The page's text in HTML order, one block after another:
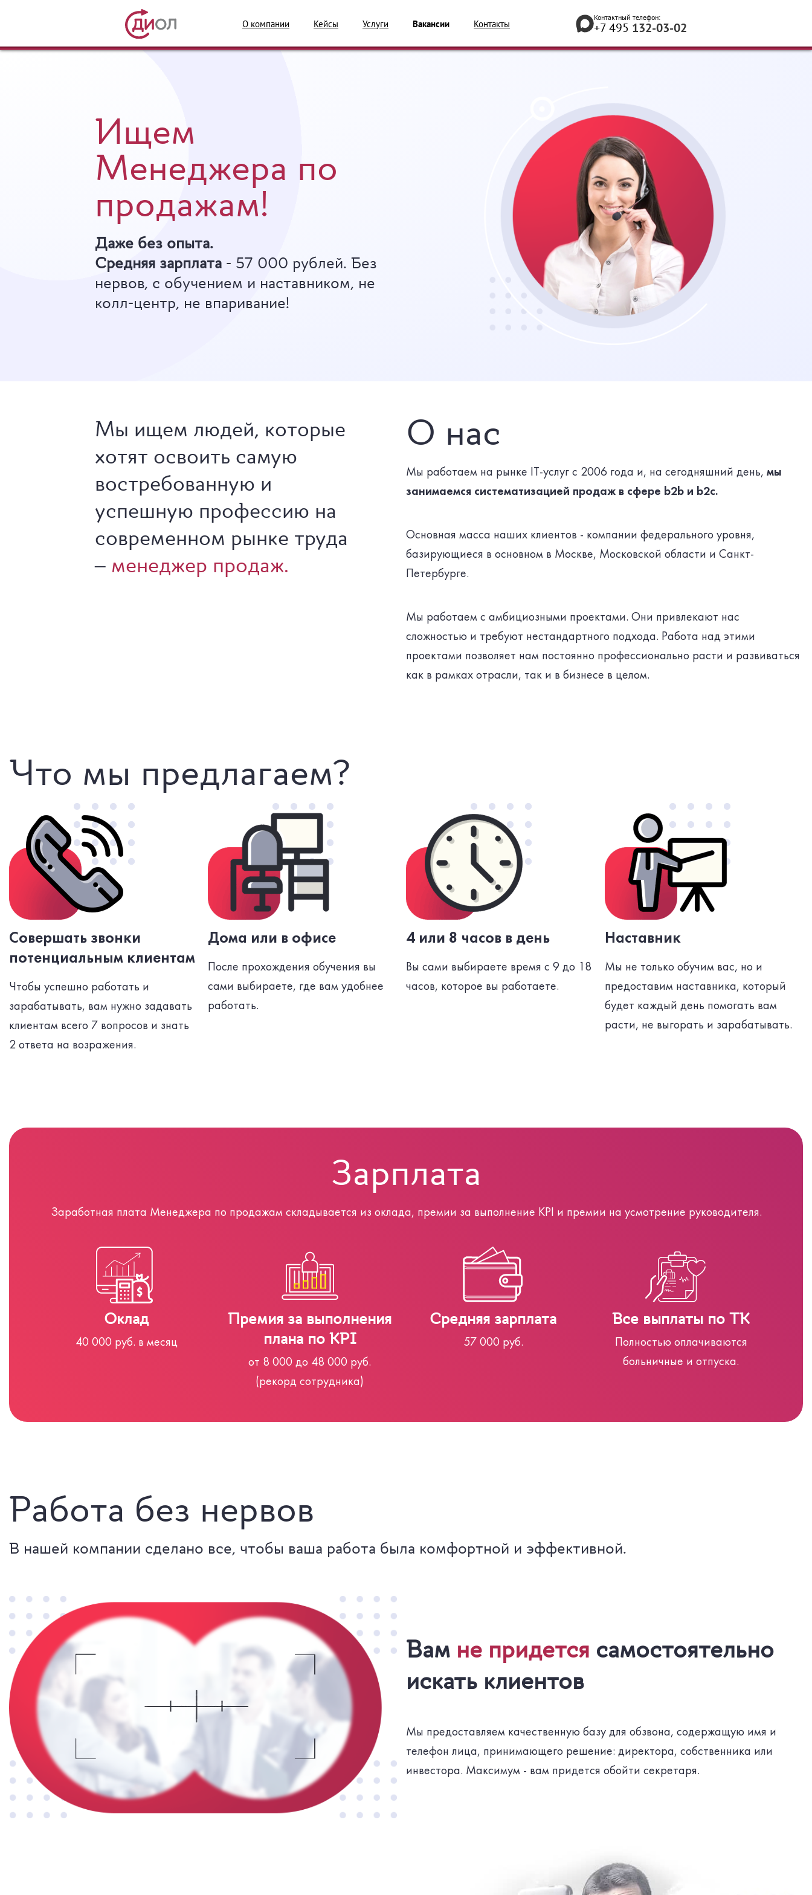
О компании Кейсы Услуги Вакансии Контакты
Контактный телефон:
+7 495 132-03-02
Ищем
Менеджера по
продажам!
Даже без опыта.
Средняя зарплата - 57 000 рублей. Без
нервов, с обучением и наставником, не
колл-центр, не впаривание!
Мы ищем людей, которые
хотят освоить самую
востребованную и
успешную профессию на
современном рынке труда
– менеджер продаж.
О нас
Мы работаем на рынке IT-услуг с 2006 года и, на сегодняшний день, мы
занимаемся систематизацией продаж в сфере b2b и b2c.
Основная масса наших клиентов - компании федерального уровня,
базирующиеся в основном в Москве, Московской области и Санкт-
Петербурге.
Мы работаем с амбициозными проектами. Они привлекают нас
сложностью и требуют нестандартного подхода. Работа над этими
проектами позволяет нам постоянно профессионально расти и развиваться
как в рамках отрасли, так и в бизнесе в целом.
Что мы предлагаем?
Совершать звонки
потенциальным клиентам
Чтобы успешно работать и
зарабатывать, вам нужно задавать
клиентам всего 7 вопросов и знать
2 ответа на возражения.
Дома или в офисе
После прохождения обучения вы
сами выбираете, где вам удобнее
работать.
4 или 8 часов в день
Вы сами выбираете время с 9 до 18
часов, которое вы работаете.
Наставник
Мы не только обучим вас, но и
предоставим наставника, который
будет каждый день помогать вам
расти, не выгорать и зарабатывать.
Зарплата
Заработная плата Менеджера по продажам складывается из оклада, премии за выполнение KPI и премии на усмотрение руководителя.
Оклад
40 000 руб. в месяц
Премия за выполнения
плана по KPI
от 8 000 до 48 000 руб.
(рекорд сотрудника)
Средняя зарплата
57 000 руб.
Все выплаты по ТК
Полностью оплачиваются
больничные и отпуска.
Работа без нервов
В нашей компании сделано все, чтобы ваша работа была комфортной и эффективной.
Вам не придется самостоятельно
искать клиентов
Мы предоставляем качественную базу для обзвона, содержащую имя и
телефон лица, принимающего решение: директора, собственника или
инвестора. Максимум - вам придется обойти секретаря.